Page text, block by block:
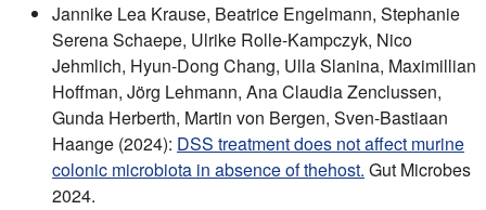
Jannike Lea Krause, Beatrice Engelmann, Stephanie
Serena Schaepe, Ulrike Rolle-Kampczyk, Nico
Jehmlich, Hyun-Dong Chang, Ulla Slanina, Maximillian
Hoffman, Jörg Lehmann, Ana Claudia Zenclussen,
Gunda Herberth, Martin von Bergen, Sven-Bastiaan
Haange (2024): DSS treatment does not affect murine
colonic microbiota in absence of thehost. Gut Microbes
2024.